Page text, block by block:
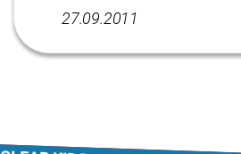
27.09.2011